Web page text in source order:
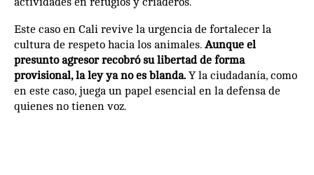
Este caso en Cali revive la urgencia de fortalecer la
cultura de respeto hacia los animales. Aunque el
presunto agresor recobró su libertad de forma
provisional, la ley ya no es blanda. Y la ciudadanía, como
en este caso, juega un papel esencial en la defensa de
quienes no tienen voz.